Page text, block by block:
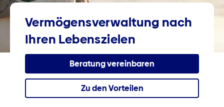
Vermögensverwaltung nach
Ihren Lebenszielen
Beratung vereinbaren
Zu den Vorteilen